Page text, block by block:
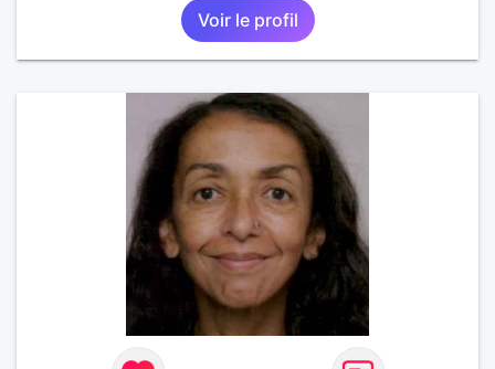
Voir le profil